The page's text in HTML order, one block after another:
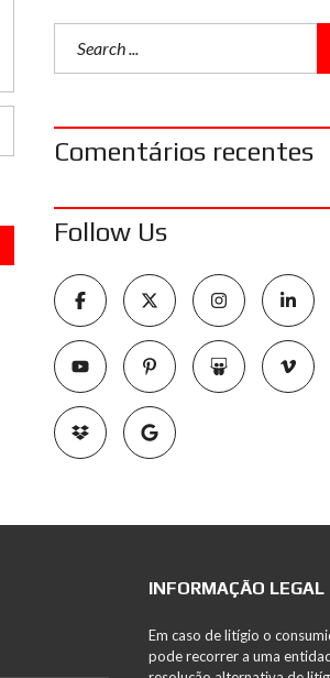
Comentários recentes
Follow Us
INFORMAÇÃO LEGAL
Em caso de litígio o
pode recorrer a uma